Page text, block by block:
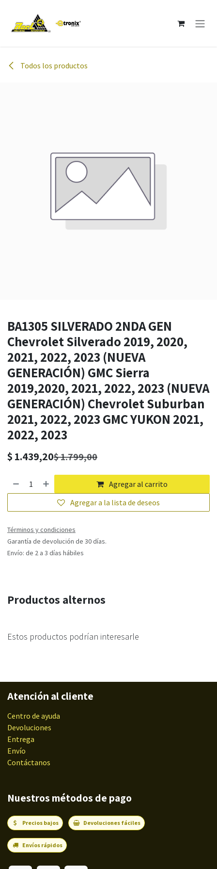
Todos los productos
BA1305 SILVERADO 2NDA GEN
Chevrolet Silverado 2019, 2020,
2021, 2022, 2023 (NUEVA
GENERACIÓN) GMC Sierra
2019,2020, 2021, 2022, 2023 (NUEVA
GENERACIÓN) Chevrolet Suburban
2021, 2022, 2023 GMC YUKON 2021,
2022, 2023
$ 1.439,20$1.799,00
Agregar al carrito
Agregar a la lista de deseos
Términos y condiciones
Garantía de devolución de 30 días.
Envío: de 2 a 3 días hábiles
Productos alternos
Estos productos podrían interesarle
Atención al cliente
Centro de ayuda
Devoluciones
Entrega
Envío
Contáctanos
Nuestros métodos de pago
Precios bajos Devoluciones fáciles
Envíos rápidos